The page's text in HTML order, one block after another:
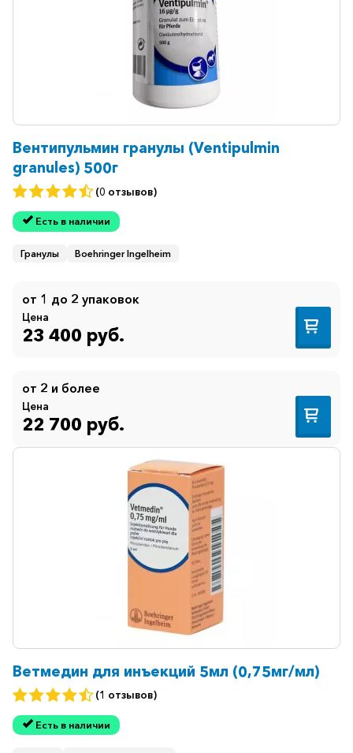
Вентипульмин гранулы (Ventipulmin
granules) 500г
(0 отзывов)
Есть в наличии
Гранулы Boehringer Ingelheim
от 1 до 2 упаковок
Цена
23 400 руб.
от 2 и более
Цена
22 700 руб.
Ветмедин для инъекций 5мл (0,75мг/мл)
(1 отзывов)
Есть в наличии